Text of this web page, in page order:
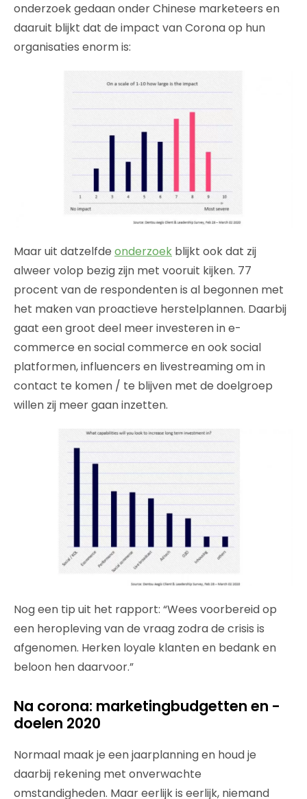
onderzoek gedaan onder Chinese marketeers en
daaruit blijkt dat de impact van Corona op hun
organisaties enorm is:
Maar uit datzelfde onderzoek blijkt ook dat zij
alweer volop bezig zijn met vooruit kijken. 77
procent van de respondenten is al begonnen met
het maken van proactieve herstelplannen. Daarbij
gaat een groot deel meer investeren in e-
commerce en social commerce en ook social
platformen, influencers en livestreaming om in
contact te komen / te blijven met de doelgroep
willen zij meer gaan inzetten.
Nog een tip uit het rapport: “Wees voorbereid op
een heropleving van de vraag zodra de crisis is
afgenomen. Herken loyale klanten en bedank en
beloon hen daarvoor.”
Na corona: marketingbudgetten en -
doelen 2020
Normaal maak je een jaarplanning en houd je
daarbij rekening met onverwachte
omstandigheden. Maar eerlijk is eerlijk, niemand